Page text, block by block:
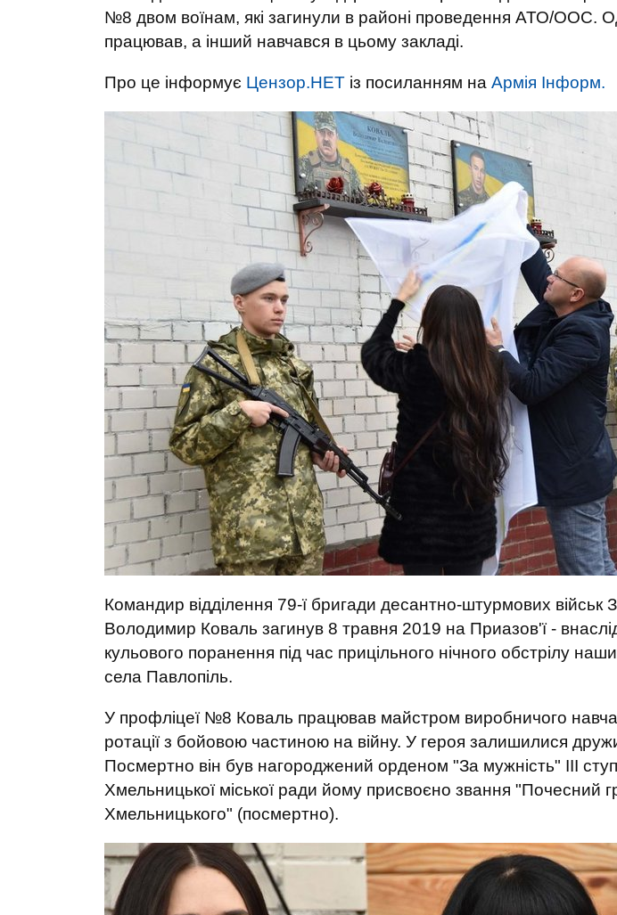
№8 двом воїнам, які загинули в районі проведення АТО/ООС.
працював, а інший навчався в цьому закладі.
Про це інформує Цензор.НЕТ із посиланням на Армія Інформ.
Командир відділення 79-ї бригади десантно-штурмових військ
Володимир Коваль загинув 8 травня 2019 на Приазов'ї -
кульового поранення під час прицільного нічного обстрілу
села Павлопіль.
У профліцеї №8 Коваль працював майстром виробничого
ротації з бойовою частиною на війну. У героя залишилися
Посмертно він був нагороджений орденом "За мужність" III
Хмельницької міської ради йому присвоєно звання "Почесний
Хмельницького" (посмертно).